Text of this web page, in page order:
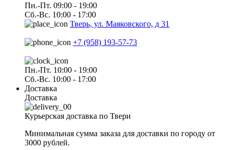
Пн.-Пт. 09:00 - 19:00
Сб.-Вс. 10:00 - 17:00
Тверь, ул. Маяковского, д 31
+7 (958) 193-57-73
Пн.-Пт. 10:00 - 19:00
Сб.-Вс. 10:00 - 17:00
Доставка
Доставка
Курьерская доставка по Твери
Минимальная сумма заказа для доставки по городу от
3000 рублей.